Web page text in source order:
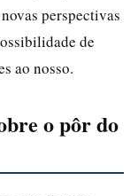
perspectivas
de
ao nosso.
o pôr do